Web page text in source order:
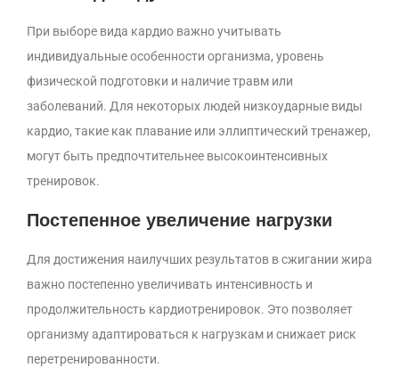
При выборе вида кардио важно учитывать
индивидуальные особенности организма, уровень
физической подготовки и наличие травм или
заболеваний. Для некоторых людей низкоударные виды
кардио, такие как плавание или эллиптический тренажер,
могут быть предпочтительнее высокоинтенсивных
тренировок.
Постепенное увеличение нагрузки
Для достижения наилучших результатов в сжигании жира
важно постепенно увеличивать интенсивность и
продолжительность кардиотренировок. Это позволяет
организму адаптироваться к нагрузкам и снижает риск
перетренированности.